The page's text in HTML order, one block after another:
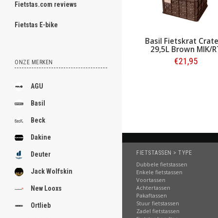
Fietstas.com reviews
Fietstas E-bike
ONZE MERKEN
AGU
Basil
Beck
Dakine
Deuter
Jack Wolfskin
New Looxs
Ortlieb
.
.
.
.
.
.
.
.
Basil Fietskrat
29,5L Brown MIK/
€21,95
FIETSTASSEN > TYPE
Dubbele fietstassen
Enkele fietstassen
Voortassen
Achtertassen
Pakaftassen
Stuur fietstassen
Zadel fietstassen